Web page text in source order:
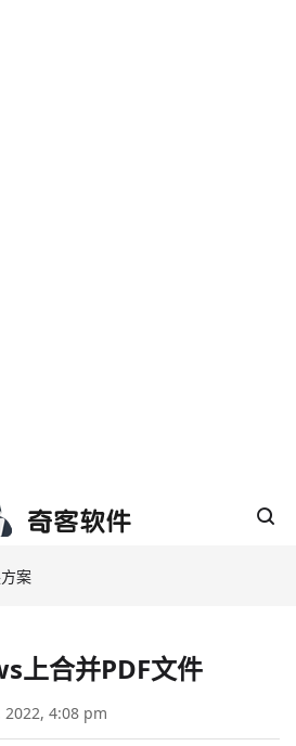
案
上合并PDF文件
2022, 4:08 pm